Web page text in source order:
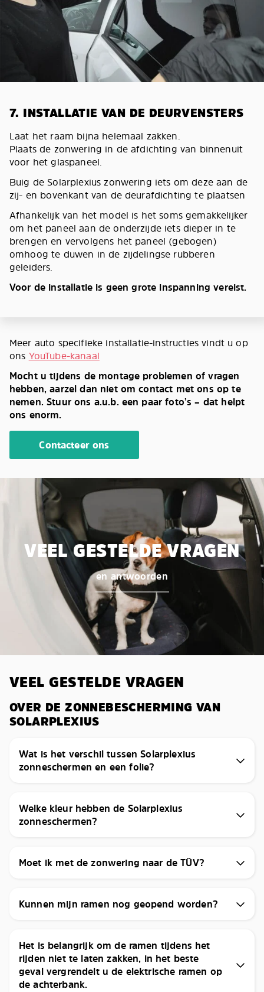
7. INSTALLATIE VAN DE DEURVENSTERS
Laat het raam bijna helemaal zakken.
Plaats de zonwering in de afdichting van binnenuit
voor het glaspaneel.
Buig de Solarplexius zonwering iets om deze aan de
zij- en bovenkant van de deurafdichting te plaatsen
Afhankelijk van het model is het soms gemakkelijker
om het paneel aan de onderzijde iets dieper in te
brengen en vervolgens het paneel (gebogen)
omhoog te duwen in de zijdelingse rubberen
geleiders.
Voor de installatie is geen grote inspanning vereist.
Meer auto specifieke installatie-instructies vindt u op
ons YouTube-kanaal
Mocht u tijdens de montage problemen of vragen
hebben, aarzel dan niet om contact met ons op te
nemen. Stuur ons a.u.b. een paar foto’s – dat helpt
ons enorm.
Contacteer ons
VEEL GESTELDE VRAGEN
en antwoorden
VEEL GESTELDE VRAGEN
OVER DE ZONNEBESCHERMING VAN
SOLARPLEXIUS
Wat is het verschil tussen Solarplexius
zonneschermen en een folie?
Welke kleur hebben de Solarplexius
zonneschermen?
Moet ik met de zonwering naar de TÜV?
Kunnen mijn ramen nog geopend worden?
Het is belangrijk om de ramen tijdens het
rijden niet te laten zakken, in het beste
geval vergrendelt u de elektrische ramen op
de achterbank.